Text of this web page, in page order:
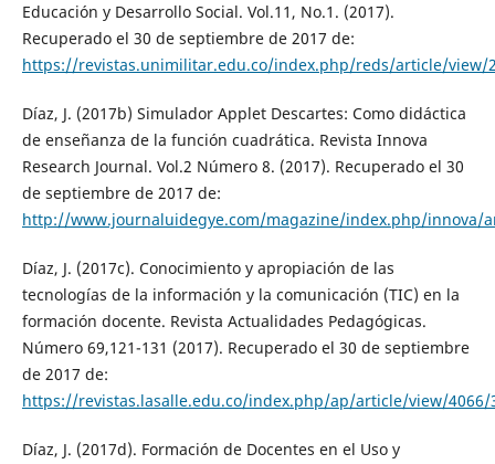
Educación y Desarrollo Social. Vol.11, No.1. (2017).
Recuperado el 30 de septiembre de 2017 de:
https://revistas.unimilitar.edu.co/index.php/reds/article/view/
Díaz, J. (2017b) Simulador Applet Descartes: Como didáctica
de enseñanza de la función cuadrática. Revista Innova
Research Journal. Vol.2 Número 8. (2017). Recuperado el 30
de septiembre de 2017 de:
http://www.journaluidegye.com/magazine/index.php/innova/
Díaz, J. (2017c). Conocimiento y apropiación de las
tecnologías de la información y la comunicación (TIC) en la
formación docente. Revista Actualidades Pedagógicas.
Número 69,121-131 (2017). Recuperado el 30 de septiembre
de 2017 de:
https://revistas.lasalle.edu.co/index.php/ap/article/view/4066/
Díaz, J. (2017d). Formación de Docentes en el Uso y